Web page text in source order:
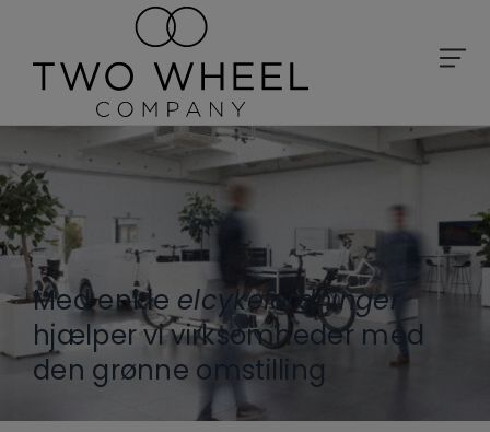
Med enkle elcykelordninger
hjælper vi virksomheder med
den grønne omstilling